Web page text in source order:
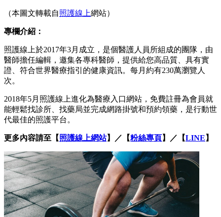
（本圖文轉載自照護線上網站）
專欄介紹：
照護線上於2017年3月成立，是個醫護人員所組成的團隊，由
醫師擔任編輯，邀集各專科醫師，提供給您高品質、具有實
證、符合世界醫療指引的健康資訊。每月約有230萬瀏覽人
次。
2018年5月照護線上進化為醫療入口網站，免費註冊為會員就
能輕鬆找診所、找藥局並完成網路掛號和預約領藥，是行動世
代最佳的照護平台。
更多內容請至【照護線上網站】／【粉絲專頁】／【LINE 】